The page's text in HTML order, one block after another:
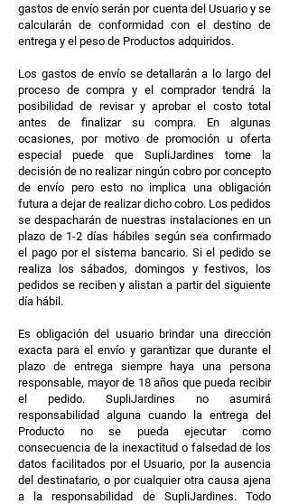
gastos de envío serán por cuenta del Usuario y se
calcularán de conformidad con el destino de
entrega y el peso de Productos adquiridos.
Los gastos de envío se detallarán a lo largo del
proceso de compra y el comprador tendrá la
posibilidad de revisar y aprobar el costo total
antes de finalizar su compra. En algunas
ocasiones, por motivo de promoción u oferta
especial puede que SupliJardines tome la
decisión de no realizar ningún cobro por concepto
de envío pero esto no implica una obligación
futura a dejar de realizar dicho cobro. Los pedidos
se despacharán de nuestras instalaciones en un
plazo de 1-2 días hábiles según sea confirmado
el pago por el sistema bancario. Si el pedido se
realiza los sábados, domingos y festivos, los
pedidos se reciben y alistan a partir del siguiente
día hábil.
Es obligación del usuario brindar una dirección
exacta para el envío y garantizar que durante el
plazo de entrega siempre haya una persona
responsable, mayor de 18 años que pueda recibir
el pedido. SupliJardines no asumirá
responsabilidad alguna cuando la entrega del
Producto no se pueda ejecutar como
consecuencia de la inexactitud o falsedad de los
datos facilitados por el Usuario, por la ausencia
del destinatario, o por cualquier otra causa ajena
a la responsabilidad de SupliJardines. Todo